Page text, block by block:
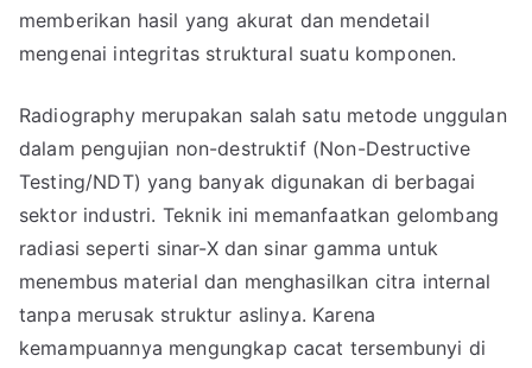
memberikan hasil yang akurat dan mendetail
mengenai integritas struktural suatu komponen.
Radiography merupakan salah satu metode unggulan
dalam pengujian non-destruktif (Non-Destructive
Testing/NDT) yang banyak digunakan di berbagai
sektor industri. Teknik ini memanfaatkan gelombang
radiasi seperti sinar-X dan sinar gamma untuk
menembus material dan menghasilkan citra internal
tanpa merusak struktur aslinya. Karena
kemampuannya mengungkap cacat tersembunyi di